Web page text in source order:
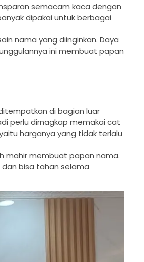
semacam kaca dengan
dipakai untuk berbagai
nama yang diinginkan. Daya
ini membuat papan
di bagian luar
perlu dirnagkap memakai cat
harganya yang tidak terlalu
mahir membuat papan nama.
bisa tahan selama